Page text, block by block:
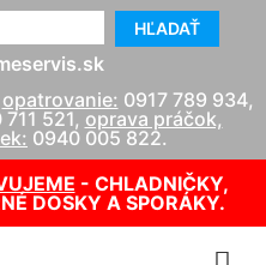
HĽADAŤ
opatrovanie: 0917 789 934,
521, oprava práčok,
0940 005 822.
- CHLADNIČKY,
DOSKY A SPORÁKY.